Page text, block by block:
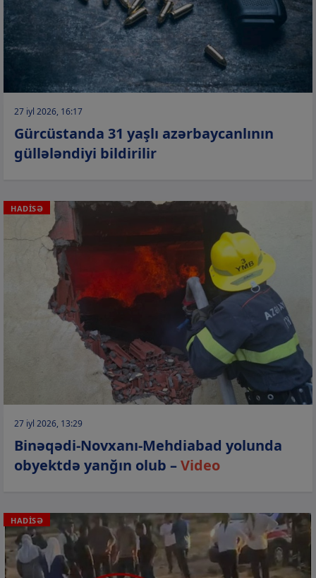
27 iyl 2026, 16:17
Gürcüstanda 31 yaşlı azərbaycanlının
güllələndiyi bildirilir
HADİSƏ
27 iyl 2026, 13:29
Binəqədi-Novxanı-Mehdiabad yolunda
obyektdə yanğın olub –Video
HADİSƏ